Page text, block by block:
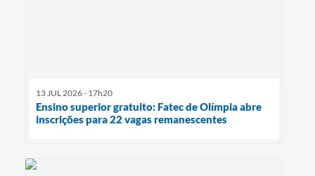
13 JUL 2026 - 17h20
Ensino superior gratuito: Fatec de Olímpia abre
inscrições para 22 vagas remanescentes